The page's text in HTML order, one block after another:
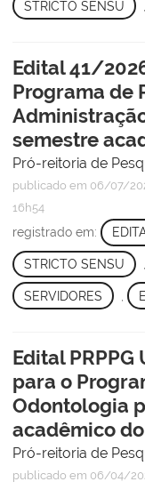
STRICTO SENSU
Edital 41/
Programa de
semestre
Pró-reitoria de
publicado em 06/07/
16h54
registrado em:
STRICTO SENSU
SERVIDORES
Edital
para o
Odontologia
acadêmico
Pró-reitoria de
publicado em 06/04/